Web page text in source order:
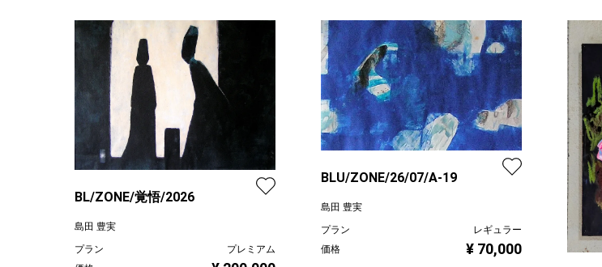
BL/ZONE/覚悟/2026
島田 豊実
プラン
プレミアム
BLU/ZONE/26/07/A-19
島田 豊実
プラン
レギュラー
価格
¥ 70,000